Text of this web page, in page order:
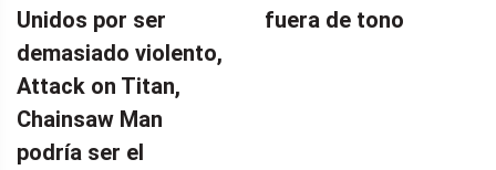
Unidos por ser
demasiado violento,
Attack on Titan,
Chainsaw Man
podría ser el
fuera de tono